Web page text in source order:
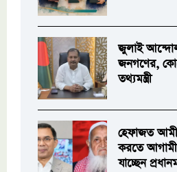
জুলাই
জনগণের,
তথ্যমন্ত্রী
হেফাজত
করতে
যাচ্ছেন